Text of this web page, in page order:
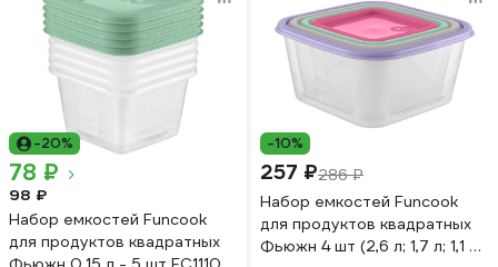
-20%
78 ₽
98 ₽
Набор емкостей Funcook
для продуктов квадратных
-10%
257 ₽286 ₽
Набор емкостей Funcook
для продуктов квадратных
Фьюжн 4 шт (2,6 л; 1,7 л; 1,1 л;